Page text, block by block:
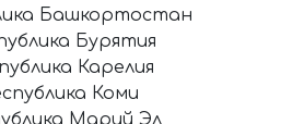
Башкортостан
Бурятия
Карелия
Коми
Марий Эл